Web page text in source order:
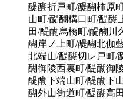
醍醐折戸町/醍醐柿原
山町/醍醐構口町/醍醐
田/醍醐烏橋町/醍醐川
醐岸ノ上町/醍醐北伽
北端山/醍醐切レ戸町/
醐御陵西裏町/醍醐御
醍醐下端山町/醍醐下
醐外山街道町/醍醐高